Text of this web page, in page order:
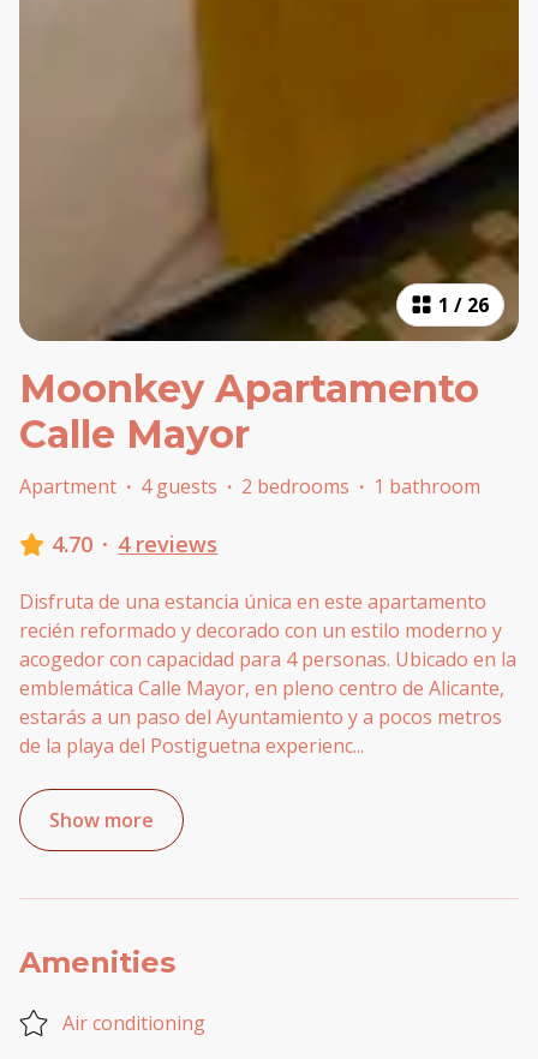
1 / 26
Moonkey Apartamento
Calle Mayor
Apartment · 4 guests · 2 bedrooms · 1 bathroom
4.70 · 4 reviews
Disfruta de una estancia única en este apartamento
recién reformado y decorado con un estilo moderno y
acogedor con capacidad para 4 personas. Ubicado en la
emblemática Calle Mayor, en pleno centro de Alicante,
estarás a un paso del Ayuntamiento y a pocos metros
de la playa del Postiguetna experienc...
Show more
Amenities
Air conditioning